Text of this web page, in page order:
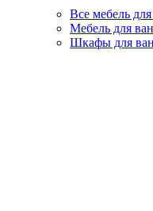
Все мебель
Мебель для
Шкафы для